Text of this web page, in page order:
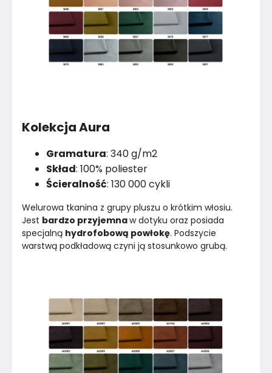
Kolekcja Aura
Gramatura: 340 g/m2
Skład: 100% poliester
Ścieralność: 130 000 cykli
Welurowa tkanina z grupy pluszu o krótkim włosiu.
Jest bardzo przyjemna w dotyku oraz posiada
specjalną hydrofobową powłokę. Podszycie
warstwą podkładową czyni ją stosunkowo grubą.